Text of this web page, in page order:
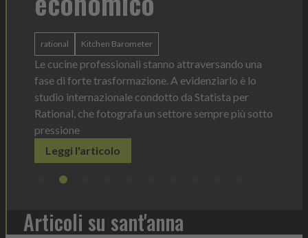
una
evidenziarlo è lo
da Statista per
sempre più sotto
La novità di quest'anno è la Chef Bottle 1L:
ergonomica, con perfetta visibilità sul
dosaggio sempre sotto controllo
Leggi l'articolo
Articoli su sant'anna